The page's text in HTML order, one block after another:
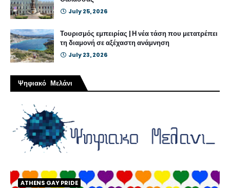
July 25, 2026
Τουρισμός εμπειρίας | Η νέα τάση που μετατρέπει
τη διαμονή σε αξέχαστη ανάμνηση
July 23, 2026
Ψηφιακό Μελάνι
ATHENS GAY PRIDE